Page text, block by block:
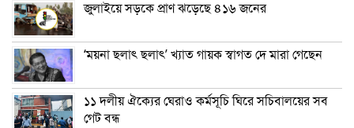
জুলাইয়ে সড়কে প্রাণ ঝড়েছে ৪১৬ জনের
‘ময়না ছলাৎ ছলাৎ’ খ্যাত গায়ক স্বাগত দে মারা গেছেন
১১ দলীয় ঐক্যের ঘেরাও কর্মসূচি ঘিরে সচিবালয়ের সব
গেট বন্ধ